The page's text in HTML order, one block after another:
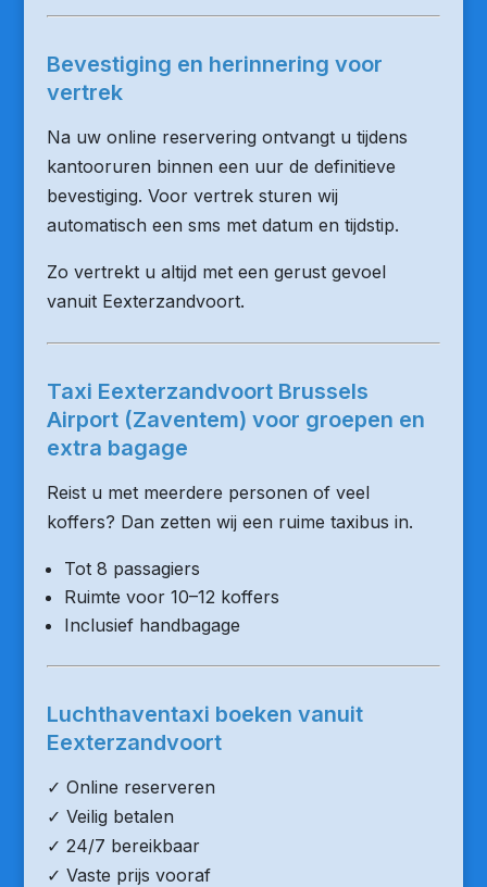
Bevestiging en herinnering voor
vertrek
Na uw online reservering ontvangt u tijdens
kantooruren binnen een uur de definitieve
bevestiging. Voor vertrek sturen wij
automatisch een sms met datum en tijdstip.
Zo vertrekt u altijd met een gerust gevoel
vanuit Eexterzandvoort.
Taxi Eexterzandvoort Brussels
Airport (Zaventem) voor groepen en
extra bagage
Reist u met meerdere personen of veel
koffers? Dan zetten wij een ruime taxibus in.
Tot 8 passagiers
Ruimte voor 10–12 koffers
Inclusief handbagage
Luchthaventaxi boeken vanuit
Eexterzandvoort
✓ Online reserveren
✓ Veilig betalen
✓ 24/7 bereikbaar
✓ Vaste prijs vooraf